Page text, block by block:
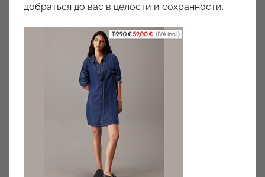
добраться до вас в целости и сохранности.